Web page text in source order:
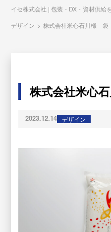
イセ株式会社 | 包装・DX・資材供給
デザイン > 株式会社米心石川様 袋
株式会社米心
2023.12.14 デザイン